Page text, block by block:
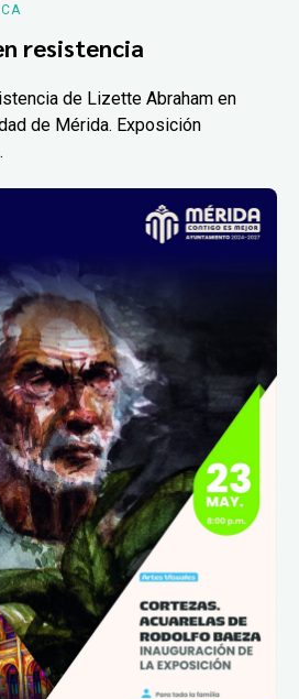
resistencia
de Lizette Abraham en
de Mérida. Exposición